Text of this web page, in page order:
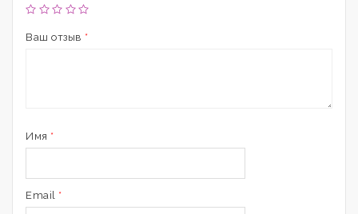
Ваш отзыв *
Имя *
Email *